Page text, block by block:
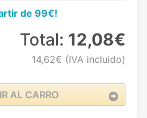
de 99€!
Total: 12,08€
14,62€ (IVA incluido)
AL CARRO